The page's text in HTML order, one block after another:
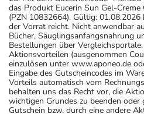
das Produkt Eucerin Sun Gel-
(PZN 10832664). Gültig:
der Vorrat reicht. Nicht anwendbar
Bücher, Säuglingsanfangsnahrung
Bestellungen über
Aktionsvorteilen (ausgenommen
einzulösen unter www.aponeo.de
Eingabe des Gutscheincodes im
Vorteils automatisch vom
behalten uns das Recht vor, die
wichtigen Grundes zu beenden oder
Gutschein bzw. durch eine andere